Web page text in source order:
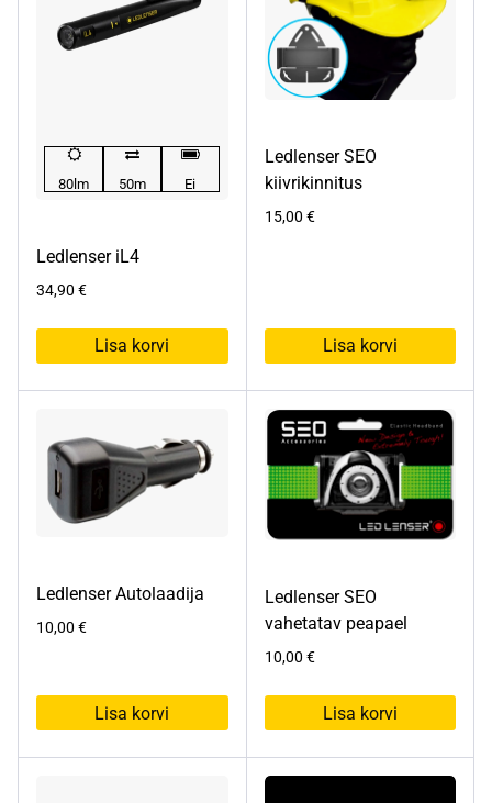
80lm 50m Ei
Ledlenser iL4
34,90 €
Lisa korvi
Ledlenser SEO
kiivrikinnitus
15,00 €
Lisa korvi
Ledlenser Autolaadija
10,00 €
Lisa korvi
Ledlenser SEO
vahetatav peapael
10,00 €
Lisa korvi